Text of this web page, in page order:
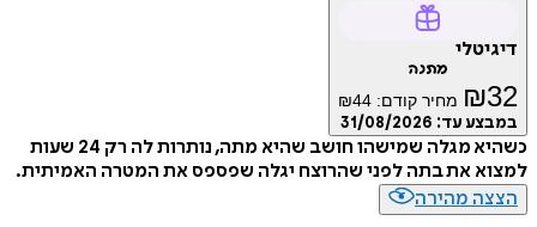
דיגיטלי
מתנה
₪32 מחיר קודם: ₪44
במבצע עד: 31/08/2026
כשהיא מגלה שמישהו חושב שהיא מתה, נותרות לה רק 24 שעות
למצוא את בתה לפני שהרוצח יגלה שפספס את המטרה האמיתית.
הצצה מהירה